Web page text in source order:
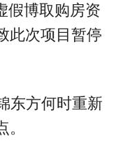
假博取购房资
此次项目暂停
东方何时重新